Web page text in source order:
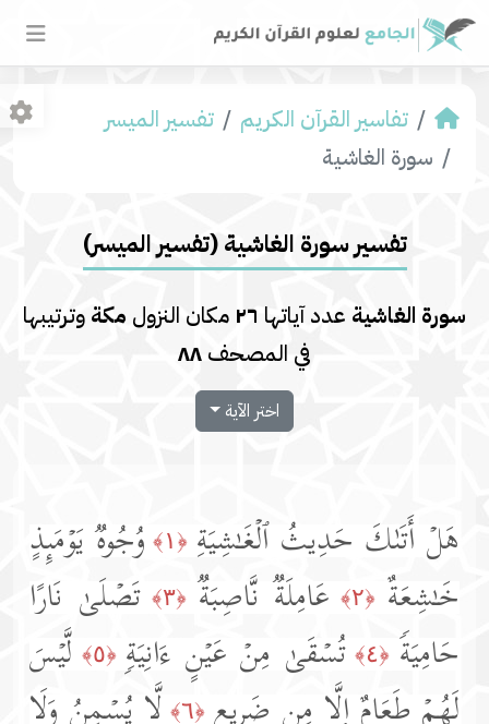
تفاسير القرآن الكريم
تفسير المیسر
سورة الغاشية
تفسير سورة الغاشية (تفسير المیسر)
سورة الغاشية عدد آياتها ٢٦ مكان النزول مكة وترتيبها
في المصحف ٨٨
اختر الآية
هَلۡ أَتَىٰكَ حَدِیثُ ٱلۡغَـٰشِیَةِ ﴿١﴾
وُجُوهࣱ یَوۡمَىِٕذٍ
خَـٰشِعَةٌ ﴿٢﴾ عَامِلَةࣱ نَّاصِبَةࣱ ﴿٣﴾
تَصۡلَىٰ نَارًا
حَامِیَةࣰ ﴿٤﴾ تُسۡقَىٰ مِنۡ عَیۡنٍ ءَانِیَةࣲ ﴿٥﴾
لَّیۡسَ
لَهُمۡ طَعَامٌ إِلَّا مِن ضَرِیعࣲ ﴿٦﴾
لَّا یُسۡمِنُ وَلَا